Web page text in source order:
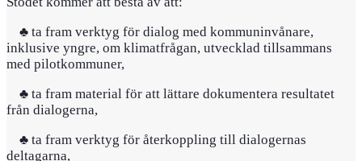
♣ ta fram verktyg för dialog med kommuninvånare,
inklusive yngre, om klimatfrågan, utvecklad tillsammans
med pilotkommuner,
♣ ta fram material för att lättare dokumentera resultatet
från dialogerna,
♣ ta fram verktyg för återkoppling till dialogernas
deltagarna,